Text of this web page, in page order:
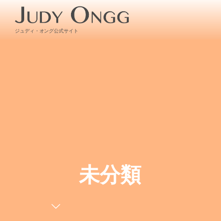
ジュディ・オング公式サイト
未分類